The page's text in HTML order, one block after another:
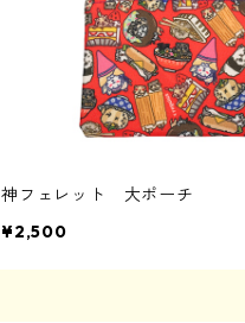
神フェレット 大ポーチ
¥2,500